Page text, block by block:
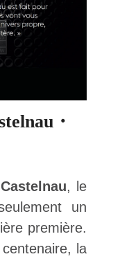
・
, le
un
première.
centenaire, la